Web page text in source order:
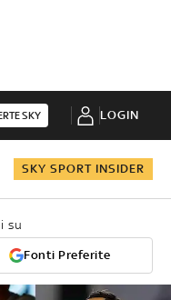
SKY LOGIN
SKY SPORT INSIDER
su
Fonti Preferite